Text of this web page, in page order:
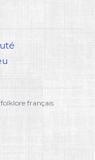
folklore français